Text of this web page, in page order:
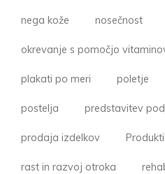
nega kože nosečnost
okrevanje s pomočjo
plakati po meri poletje
postelja predstavitev
prodaja izdelkov
rast in razvoj otroka